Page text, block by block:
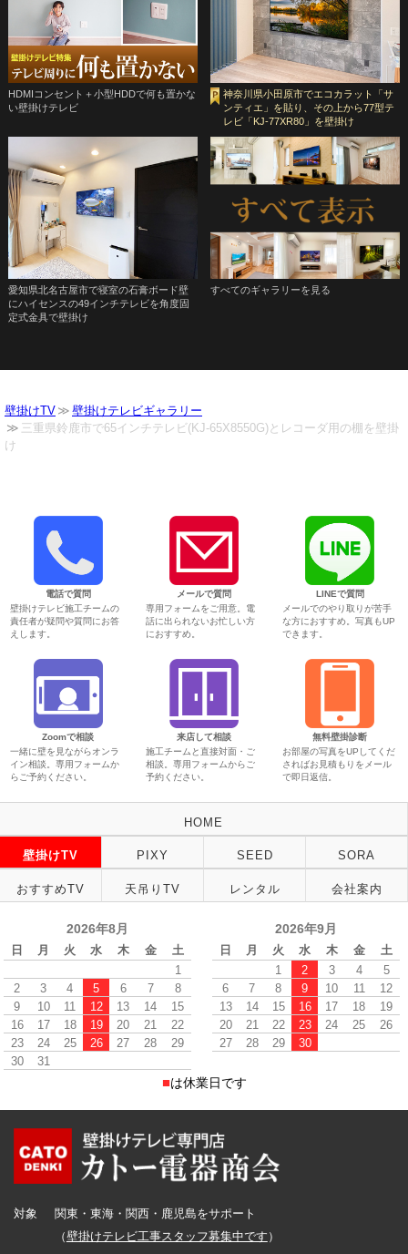
HDMIコンセント＋小型HDDで何も置かな
い壁掛けテレビ
神奈川県小田原市でエコカラット「サ
ンティエ」を貼り、その上から77型テ
レビ「KJ-77XR80」を壁掛け
愛知県北名古屋市で寝室の石膏ボード壁
にハイセンスの49インチテレビを角度固
定式金具で壁掛け
すべてのギャラリーを見る
壁掛けTV
壁掛けテレビギャラリー
三重県鈴鹿市で65インチテレビ(KJ-65X8550G)とレコーダ用の棚を壁掛
け
電話で質問
壁掛けテレビ施工チームの
責任者が疑問や質問にお答
えします。
メールで質問
専用フォームをご用意。電
話に出られないお忙しい方
におすすめ。
LINEで質問
メールでのやり取りが苦手
な方におすすめ。写真もUP
できます。
Zoomで相談
一緒に壁を見ながらオンラ
イン相談。専用フォームか
らご予約ください。
来店して相談
施工チームと直接対面・ご
相談。専用フォームからご
予約ください。
無料壁掛診断
お部屋の写真をUPしてくだ
さればお見積もりをメール
で即日返信。
HOME
壁掛けTV PIXY SEED SORA
おすすめTV 天吊りTV レンタル 会社案内
2026年8月
日 月 火 水 木 金
土
1
2
3 4 5 6 7
8
9
10 11 12 13 14
15
16
17 18 19 20 21
22
23
24 25 26 27 28
29
30
31
2026年9月
日 月 火 水 木 金
土
1
2 3 4
5
6
7 8 9 10 11
12
13
14 15 16 17 18
19
20
21 22 23 24 25
26
27
28 29 30
■は休業日です
対象
関東・東海・関西・鹿児島をサポート
（壁掛けテレビ工事スタッフ募集中です ）